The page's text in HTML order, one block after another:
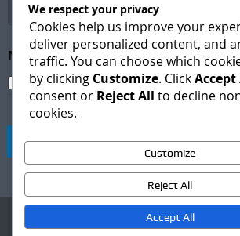
i
p
t
i
n
o
e
Newsletter Subscription*
I agree to receive newsletters and
Suscribirse
Agencia
We respect your privacy
Cookies help us improve your
deliver personalized content, and
traffic. You can choose which
by clicking Customize. ClickAccept
consent or Reject All to decline
cookies.
Customize
Reject All
Accept All